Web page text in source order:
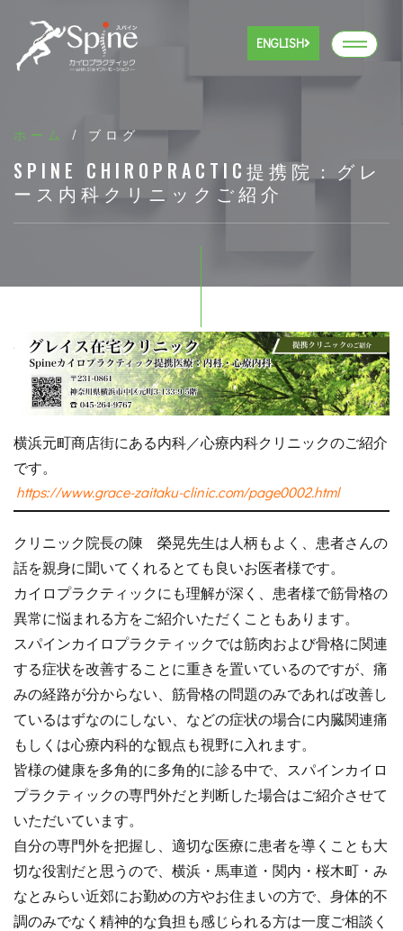
ENGLISH
ホーム / ブログ
SPINE CHIROPRACTIC提携院：グレ
ース内科クリニックご紹介
横浜元町商店街にある内科／心療内科クリニックのご紹介
です。
https://www.grace-zaitaku-clinic.com/page0002.html
クリニック院長の陳 榮晃先生は人柄もよく、患者さんの
話を親身に聞いてくれるとても良いお医者様です。
カイロプラクティックにも理解が深く、患者様で筋骨格の
異常に悩まれる方をご紹介いただくこともあります。
スパインカイロプラクティックでは筋肉および骨格に関連
する症状を改善することに重きを置いているのですが、痛
みの経路が分からない、筋骨格の問題のみであれば改善し
ているはずなのにしない、などの症状の場合に内臓関連痛
もしくは心療内科的な観点も視野に入れます。
皆様の健康を多角的に多角的に診る中で、スパインカイロ
プラクティックの専門外だと判断した場合はご紹介させて
いただいています。
自分の専門外を把握し、適切な医療に患者を導くことも大
切な役割だと思うので、横浜・馬車道・関内・桜木町・み
なとみらい近郊にお勤めの方やお住まいの方で、身体的不
調のみでなく精神的な負担も感じられる方は一度ご相談く